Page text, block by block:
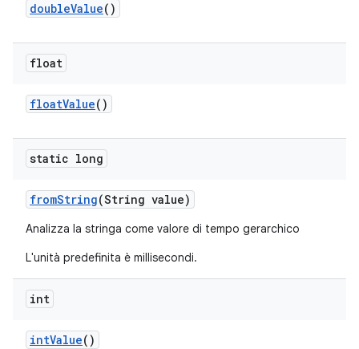
doubleValue()
float
floatValue()
static long
fromString(String value)
Analizza la stringa come valore di tempo gerarchico
L'unità predefinita è millisecondi.
int
intValue()